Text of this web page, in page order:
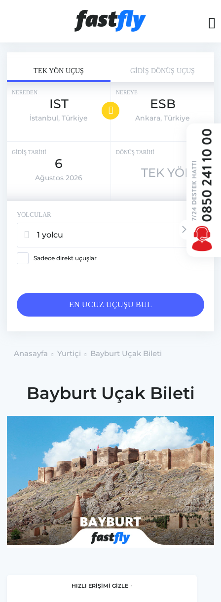
TEK YÖN UÇUŞ GİDİŞ DÖNÜŞ UÇUŞ
NEREDEN
IST
İstanbul, Türkiye
NEREYE
ESB
Ankara, Türkiye
GİDİŞ TARİHİ
6
Ağustos 2026
DÖNÜŞ TARİHİ
TEK YÖN
YOLCULAR
1 yolcu
Sadece direkt uçuşlar
EN UCUZ UÇUŞU BUL
Anasayfa Yurtiçi Bayburt Uçak Bileti
Bayburt Uçak Bileti
HIZLI ERİŞİMİ GİZLE